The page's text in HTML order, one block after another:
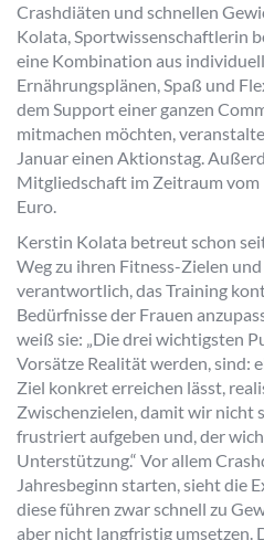
Crashdiäten und schnellen
Kolata, Sportwissenschaftlerin
eine Kombination aus
Ernährungsplänen, Spaß und
dem Support einer ganzen
mitmachen möchten,
Januar einen Aktionstag.
Mitgliedschaft im Zeitraum vom
Euro.
Kerstin Kolata betreut schon
Weg zu ihren Fitness-Zielen
verantwortlich, das Training
Bedürfnisse der Frauen
weiß sie: „Die drei wichtigsten
Vorsätze Realität werden, sind:
Ziel konkret erreichen lässt,
Zwischenzielen, damit wir nicht
frustriert aufgeben und, der
Unterstützung.“ Vor allem
Jahresbeginn starten, sieht die
diese führen zwar schnell zu
aber nicht langfristig umsetzen.